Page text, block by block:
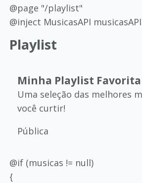
@page "/playlist"
@inject MusicasAPI musicasAPI
Playlist
Minha Playlist Favorita
Uma seleção das melhores
você curtir!
Pública
@if (musicas != null)
{